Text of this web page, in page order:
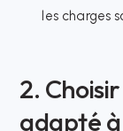
les charges
2.
adapté à